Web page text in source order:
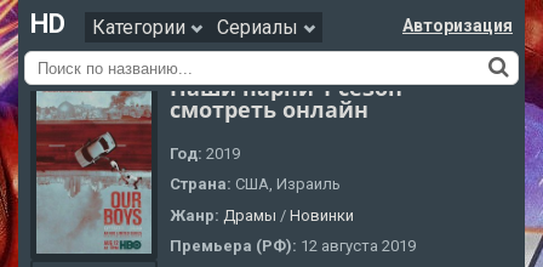
HD Категории Сериалы Авторизация
Наши парни 1 сезон
смотреть онлайн
Год: 2019
Страна: США, Израиль
Жанр: Драмы / Новинки
Премьера (РФ): 12 августа 2019